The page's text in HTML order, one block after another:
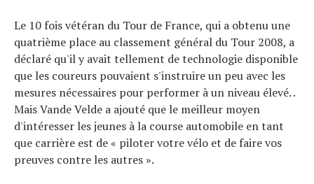
Le 10 fois vétéran du Tour de France, qui a obtenu une
quatrième place au classement général du Tour 2008, a
déclaré qu'il y avait tellement de technologie disponible
que les coureurs pouvaient s'instruire un peu avec les
mesures nécessaires pour performer à un niveau élevé. .
Mais Vande Velde a ajouté que le meilleur moyen
d'intéresser les jeunes à la course automobile en tant
que carrière est de « piloter votre vélo et de faire vos
preuves contre les autres ».